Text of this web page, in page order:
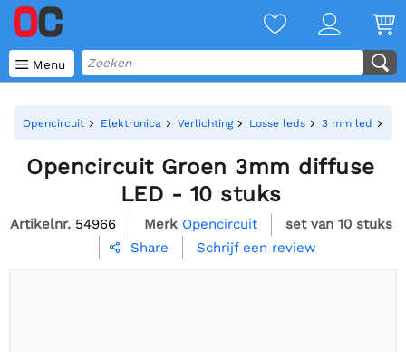
 Menu
Opencircuit Elektronica Verlichting Losse leds 3 mm led
Opencircuit Groen 3mm diffuse
LED - 10 stuks
Artikelnr. 54966 Merk Opencircuit set van 10 stuks
 Share Schrijf een review